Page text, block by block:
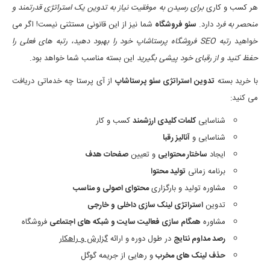
هر کسب و کاریبرای رسیدن به موفقیت نیاز به تدوین یک استراتژی قدرتمند و
منحصر به فرد دارد. سئو فروشگاه شما نیز از این قانونی مستثنی نیست! اگر می
خواهید
رتبه SEO فروشگاه پرستاشاپ خود را بهبود دهید، رتبه های فعلی را
حفظ کنید و از رقبای خود پیشی بگیرید این بسته مناسب شما خواهد بود.
با خرید بسته تدوین استراتژی سئو پرستاشاپ از آی پرستا چه خدماتی دریافت
می کنید:
شناسایی کلمات کلیدی ارزشمندکسب و کار
شناسایی و آنالیز رقبا
ایجاد ساختار محتوایی و تعیینصفحات هدف
برنامه زمانی تولید محتوا
مشاوره تولید و بارگزاریمحتوای اصولی و مناسب
تدویناستراتژی لینک سازی داخلی و خارجی
مشاوره همگام سازی فعالیت سایت و شبکه های اجتماعی فروشگاه
رصد مداوم نتایج در طول دوره و ارائهگزارش و راهکار
حذف لینک های مخربو رهایی از جریمه گوگل